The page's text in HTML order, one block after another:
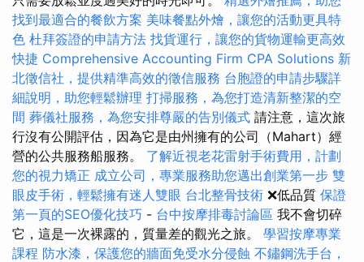
找到最適合的餐飲方案 美味餐點外燴，讓您的活動更具特
色 杜拜簽證的申請方法 找貨運行，讓您的貨物運輸更高效
快捷 Comprehensive Accounting Firm CPA Solutions 新
北徵信社，提供精準高效的徵信服務 台胞證的申請步驟詳
細說明，助您輕鬆辦理 打掃服務，為您打造清新整潔的空
間 葬儀社服務，為您安排尊嚴的告別儀式 請注意，這次旅
行沒有公開評估，因為它是由州擁有的公司（Mahart）經
營的公共服務船服務。 了解近視老花雷射手術費用，計劃
您的視力矯正 成立公司，專業服務助您邁出創業第一步 雙
眼皮手術，輕鬆擁有迷人雙眼 台北整骨技術 ❌低品質 保證
第一頁的SEO優化技巧 - 台中按摩排毒討論區 我不會切碎
它，這是一次裸露的，質量差的觀光之旅。 學習按摩專業
課程 防水漆，保護您的牆面免受水分侵蝕 不鏽鋼洗手台，